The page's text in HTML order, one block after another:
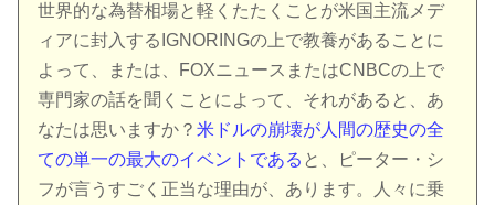
世界的な為替相場と軽くたたくことが米国主流メデ
ィアに封入するIGNORINGの上で教養があることに
よって、または、FOXニュースまたはCNBCの上で
専門家の話を聞くことによって、それがあると、あ
なたは思いますか？米ドルの崩壊が人間の歴史の全
ての単一の最大のイベントである と、ピーター・シ
フが言うすごく正当な理由が、あります。人々に乗